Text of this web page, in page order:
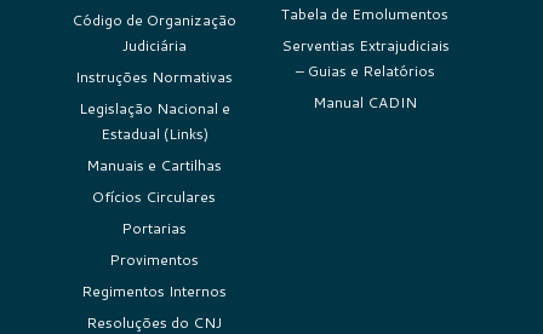
Código de Organização
Judiciária
Instruções Normativas
Legislação Nacional e
Estadual (Links)
Manuais e Cartilhas
Ofícios Circulares
Portarias
Provimentos
Regimentos Internos
Resoluções do CNJ
Tabela de Emolumentos
Serventias Extrajudiciais
– Guias e Relatórios
Manual CADIN